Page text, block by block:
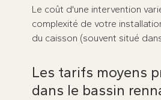
Le coût d'une intervention
complexité de votre
du caisson (souvent situé
Les tarifs moyens
dans le bassin